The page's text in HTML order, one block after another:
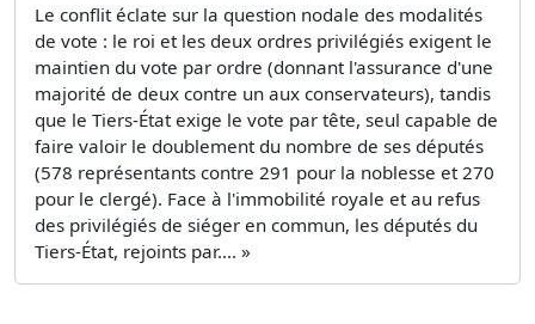
Le conflit éclate sur la question nodale des modalités
de vote : le roi et les deux ordres privilégiés exigent le
maintien du vote par ordre (donnant l'assurance d'une
majorité de deux contre un aux conservateurs), tandis
que le Tiers-État exige le vote par tête, seul capable de
faire valoir le doublement du nombre de ses députés
(578 représentants contre 291 pour la noblesse et 270
pour le clergé). Face à l'immobilité royale et au refus
des privilégiés de siéger en commun, les députés du
Tiers-État, rejoints par.... »